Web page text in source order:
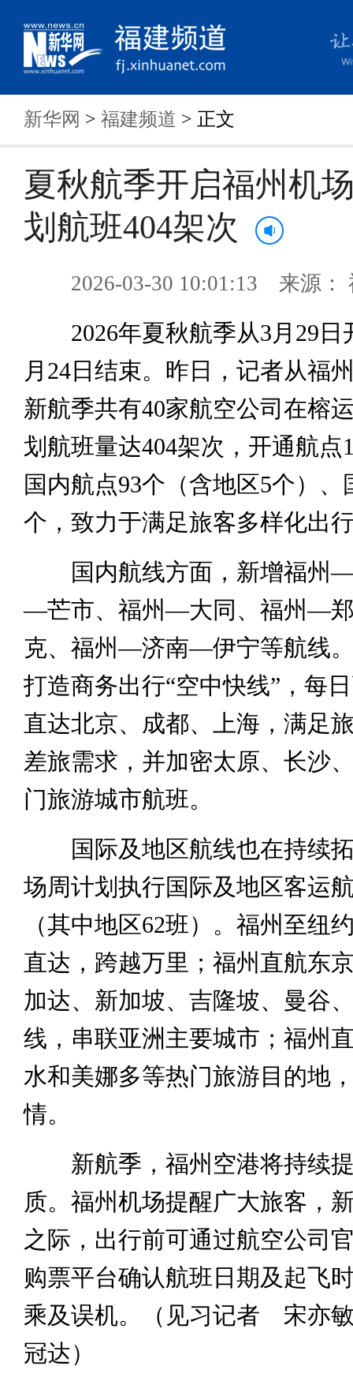
新华网 > 福建频道 > 正文
夏秋航季开启福州机
划航班404架次
2026-03-30 10:01:13 来源：
2026年夏秋航季从3月29日
月24日结束。昨日，记者从福
新航季共有40家航空公司在榕
划航班量达404架次，开通航点
国内航点93个（含地区5个）、
个，致力于满足旅客多样化出
国内航线方面，新增福州—
—芒市、福州—大同、福州—
克、福州—济南—伊宁等航线
打造商务出行“空中快线”，每
直达北京、成都、上海，满足
差旅需求，并加密太原、长沙
门旅游城市航班。
国际及地区航线也在持续拓
场周计划执行国际及地区客运
（其中地区62班）。福州至纽
直达，跨越万里；福州直航东
加达、新加坡、吉隆坡、曼谷
线，串联亚洲主要城市；福州
水和美娜多等热门旅游目的地
情。
新航季，福州空港将持续提
质。福州机场提醒广大旅客，
之际，出行前可通过航空公司
购票平台确认航班日期及起飞
乘及误机。（见习记者 宋
冠达）